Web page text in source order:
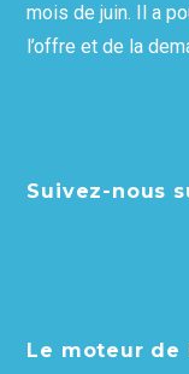
mois de juin. Il a
l’offre et de la
Suivez-nous
Le moteur de